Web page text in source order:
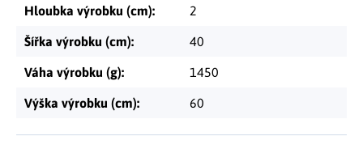
Hloubka výrobku (cm): 2
Šířka výrobku (cm): 40
Váha výrobku (g): 1450
Výška výrobku (cm): 60